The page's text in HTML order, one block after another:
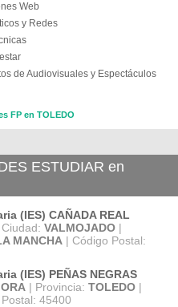
Web
y Redes
de Audiovisuales y Espectáculos
FP en TOLEDO
ESTUDIAR en
(IES) CAÑADA REAL
VALMOJADO |
MANCHA | Código Postal:
(IES) PEÑAS NEGRAS
| Provincia: TOLEDO |
45400